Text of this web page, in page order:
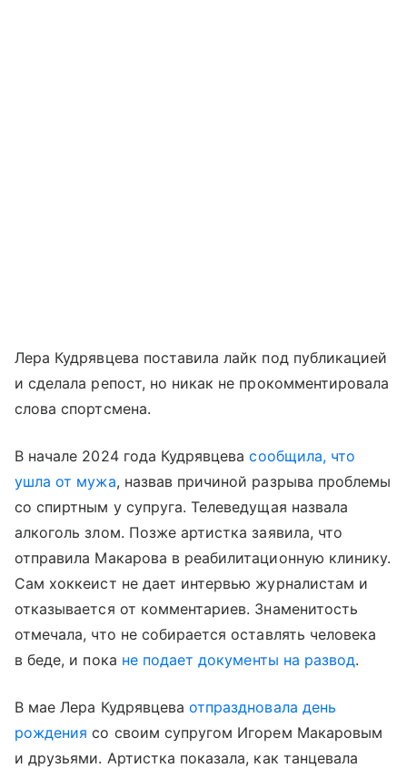
Лера Кудрявцева поставила лайк под публикацией
и сделала репост, но никак не прокомментировала
слова спортсмена.
В начале 2024 года Кудрявцевасообщила, что
ушла от мужа, назвав причиной разрыва проблемы
со спиртным у супруга. Телеведущая назвала
алкоголь злом. Позже артистка заявила, что
отправила Макарова в реабилитационную клинику.
Сам хоккеист не дает интервью журналистам и
отказывается от комментариев. Знаменитость
отмечала, что не собирается оставлять человека
в беде, и пока не подает документы на развод.
В мае Лера Кудрявцеваотпраздновала день
рождения со своим супругом Игорем Макаровым
и друзьями. Артистка показала, как танцевала